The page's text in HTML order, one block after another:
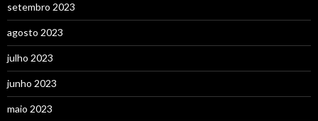
setembro 2023
agosto 2023
julho 2023
junho 2023
maio 2023